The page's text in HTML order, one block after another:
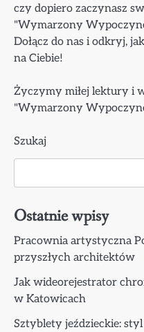
czy dopiero zaczynasz
"Wymarzony
Dołącz do nas i odkryj,
na Ciebie!
Życzymy miłej lektury i
"Wymarzony
Szukaj
Ostatnie wpisy
Pracownia artystyczna
przyszłych architektów
Jak wideorejestrator
w Katowicach
Sztyblety jeździeckie: